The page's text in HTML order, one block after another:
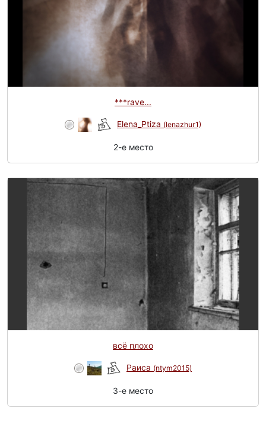
***rave...
Elena_Ptiza (lenazhur1)
2-e место
всё плохо
Раиса (ntym2015)
3-e место